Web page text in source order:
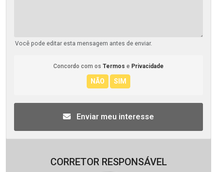
Você pode editar esta mensagem antes de enviar.
Concordo com os Termos e Privacidade
Enviar meu interesse
CORRETOR RESPONSÁVEL